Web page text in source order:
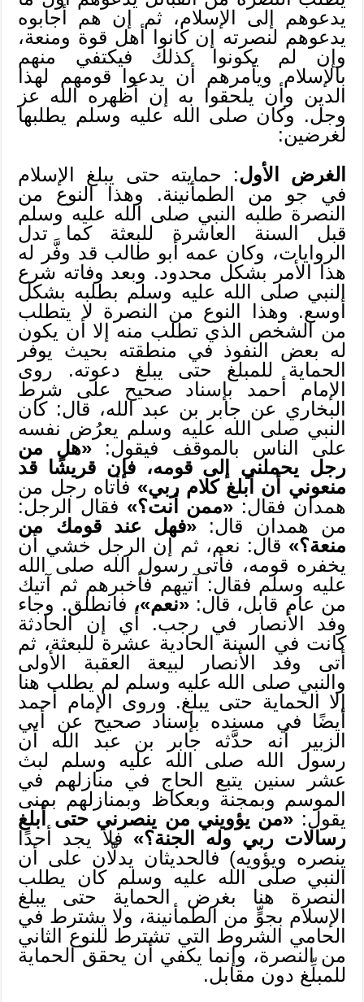
يدعوهم إلى الإسلام، ثم إن هم أجابوه
يدعوهم لنصرته إن كانوا أهل قوة ومنعة،
وإن لم يكونوا كذلك فيكتفي منهم
بالإسلام ويأمرهم أن يدعوا قومهم لهذا
الدين وأن يلحقوا به إن أظهره الله عز
وجل. وكان صلى الله عليه وسلم يطلبها
لغرضين:
الغرض
الأول: حمايته حتى يبلغ الإسلام
في جو من الطمأنينة. وهذا النوع من
النصرة طلبه النبي صلى الله عليه وسلم
قبل السنة العاشرة للبعثة كما تدل
الروايات، وكان عمه أبو طالب قد وفَّر له
هذا الأمر بشكل محدود. وبعد وفاته شرع
النبي صلى الله عليه وسلم بطلبه بشكل
أوسع. وهذا النوع من النصرة لا يتطلب
من الشخص الذي تطلب منه إلا أن يكون
له بعض النفوذ في منطقته بحيث يوفر
الحماية للمبلغ حتى يبلغ دعوته. روى
الإمام أحمد بإسناد صحيح على شرط
البخاري عن جابر بن عبد الله، قال: كان
النبي صلى الله عليه وسلم يعرُض نفسه
على الناس بالموقف فيقول:«هل من
رجل يحملني إلى قومه، فإن قريشًا قد
منعوني أن أبلغ كلام ربي» فأتاه رجل من
همدان فقال: «ممن أنت؟» فقال الرجل:
من همدان قال: «فهل عند قومك من
منعة؟» قال: نعم، ثم إن الرجل خشي أن
يخفره قومه، فأتى رسول الله صلى الله
عليه وسلم فقال: آتيهم فأخبرهم ثم آتيك
من عام قابل، قال:«نعم»، فانطلق. وجاء
وفد الأنصار في رجب. أي إن الحادثة
كانت في السنة الحادية عشرة للبعثة، ثم
أتى وفد الأنصار لبيعة العقبة الأولى
والنبي صلى الله عليه وسلم لم يطلب هنا
إلا الحماية حتى يبلغ. وروى الإمام أحمد
أيضًا في مسنده بإسناد صحيح عن أبي
الزبير أنه حدَّثه جابر بن عبد الله أن
رسول الله صلى الله عليه وسلم لبث
عشر سنين يتبع الحاج في منازلهم في
الموسم وبمجنة وبعكاظ وبمنازلهم بمنى
يقول: «من يؤويني من ينصرني حتى أبلغ
رسالات ربي وله الجنة؟» فلا يجد أحدًا
ينصره ويؤويه) فالحديثان يدلَّان على أن
النبي صلى الله عليه وسلم كان يطلب
النصرة هنا بغرض الحماية حتى يبلغ
الإسلام بجوٍّ من الطمأنينة، ولا يشترط في
الحامي الشروط التي تشترط للنوع الثاني
من النصرة، وإنما يكفي أن يحقق الحماية
للمبلِّغ دون مقابل.